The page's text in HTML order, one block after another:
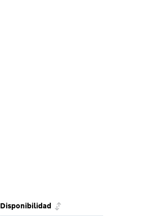
Disponibilidad